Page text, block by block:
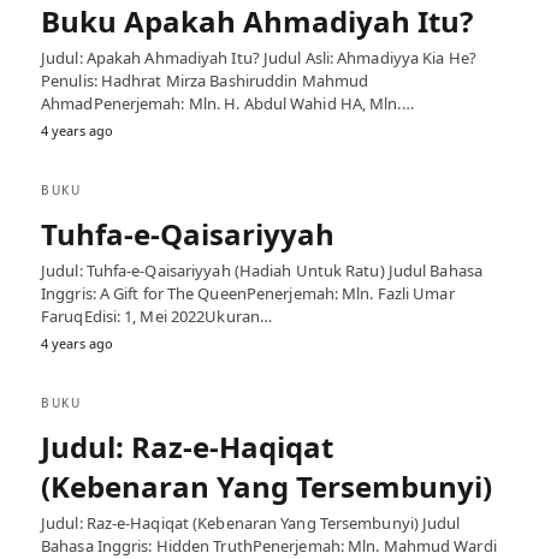
Buku Apakah Ahmadiyah Itu?
Judul: Apakah Ahmadiyah Itu? Judul Asli: Ahmadiyya Kia He?
Penulis: Hadhrat Mirza Bashiruddin Mahmud
AhmadPenerjemah: Mln. H. Abdul Wahid HA, Mln.…
4 years ago
BUKU
Tuhfa-e-Qaisariyyah
Judul: Tuhfa-e-Qaisariyyah (Hadiah Untuk Ratu) Judul Bahasa
Inggris: A Gift for The QueenPenerjemah: Mln. Fazli Umar
FaruqEdisi: 1, Mei 2022Ukuran…
4 years ago
BUKU
Judul: Raz-e-Haqiqat
(Kebenaran Yang Tersembunyi)
Judul: Raz-e-Haqiqat (Kebenaran Yang Tersembunyi) Judul
Bahasa Inggris: Hidden TruthPenerjemah: Mln. Mahmud Wardi